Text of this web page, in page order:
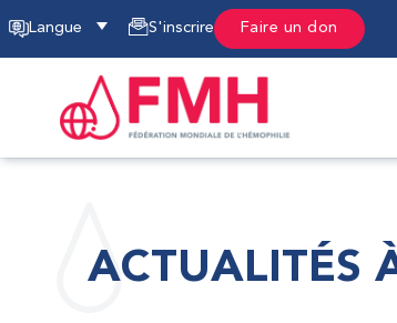
Langue S'inscrire Faire un don
ACTUALITÉS